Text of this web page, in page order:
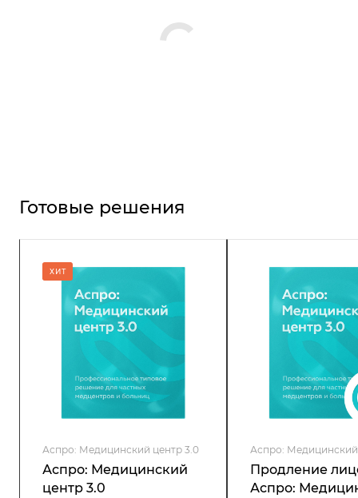
Готовые решения
ХИТ
Аспро: Медицинский центр 3.0
Аспро: Медицинский
центр 3.0
Аспро: Медицинский
Продление
Аспро: